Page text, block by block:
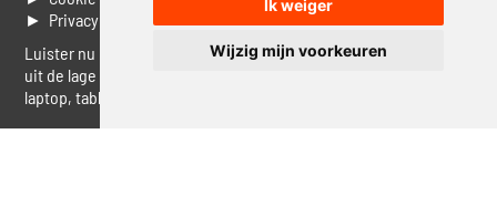
Ik weiger
Wijzig mijn voorkeuren
► Privacyinformatie
Luister nu naar Jouwradio! De beste Nederlandstalige muziek
uit de lage landen hoor je hier al 20 jaar. In digitale kwaliteit op je
laptop, tablet of smartphone.